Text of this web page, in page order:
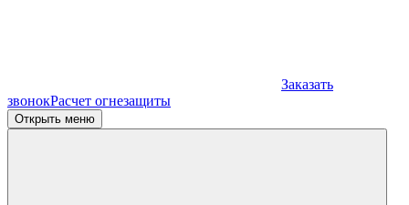
Заказать
звонокРасчет огнезащиты
Открыть меню